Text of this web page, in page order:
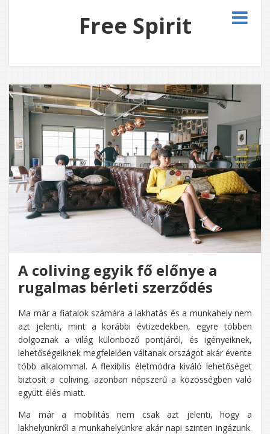
Free Spirit
A coliving egyik fő előnye a
rugalmas bérleti szerződés
Ma már a fiatalok számára a lakhatás és a munkahely nem
azt jelenti, mint a korábbi évtizedekben, egyre többen
dolgoznak a világ különböző pontjáról, és igényeiknek,
lehetőségeiknek megfelelően váltanak országot akár évente
több alkalommal. A flexibilis életmódra kiváló lehetőséget
biztosít a coliving, azonban népszerű a közösségben való
együtt élés miatt.
Ma már a mobilitás nem csak azt jelenti, hogy a
lakhelyünkről a munkahelyünkre akár napi szinten ingázunk.